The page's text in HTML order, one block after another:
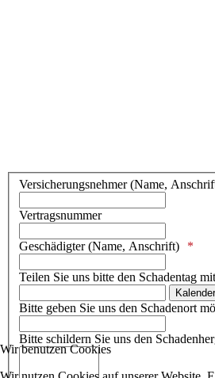
Versicherungsnehmer (Name,
Vertragsnummer
Geschädigter (Name, Anschrift)
Teilen Sie uns bitte den Schadentag mit
Bitte geben Sie uns den Schadenort
Bitte schildern Sie uns den
Wir benutzen Cookies